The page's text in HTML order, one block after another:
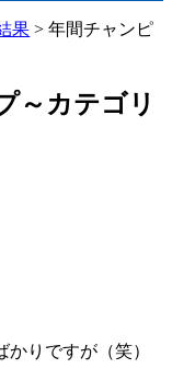
果 > 年間チャンピ
～カテゴリ
りですが（笑）